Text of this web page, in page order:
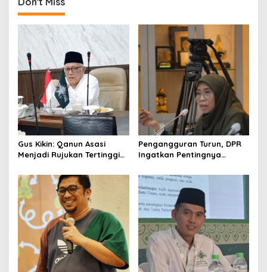
a
i
g
a
t
i
o
n
Gus Kikin: Qanun Asasi
Menjadi Rujukan Tertinggi
Pengangguran Turun, DPR
Ingatkan Pentingnya
yang Layak